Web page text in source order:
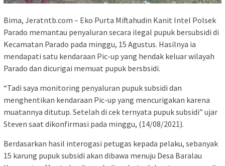
Bima, Jeratntb.com – Eko Purta Miftahudin Kanit Intel Polsek
Parado memantau penyaluran secara ilegal pupuk bersubsidi di
Kecamatan Parado pada minggu, 15 Agustus. Hasilnya ia
mendapati satu kendaraan Pic-up yang hendak keluar wilayah
Parado dan dicurigai memuat pupuk bersbsidi.
“Tadi saya monitoring penyaluran pupuk subsidi dan
menghentikan kendaraan Pic-up yang mencurigakan karena
muatannya ditutup. Setelah di cek ternyata pupuk subsidi” ujar
Steven saat dikonfirmasi pada minggu, (14/08/2021).
Berdasarkan hasil interogasi petugas kepada pelaku, sebanyak
15 karung pupuk subsidi akan dibawa menuju Desa Baralau